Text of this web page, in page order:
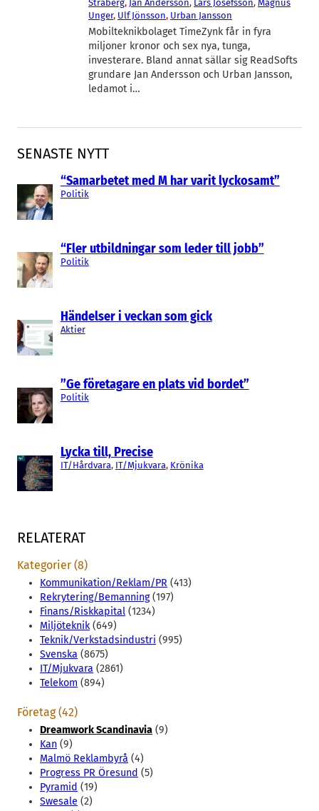
SENASTE NYTT
“Samarbetet med M har varit lyckosamt”
Politik
“Fler utbildningar som leder till jobb”
Politik
Händelser i veckan som gick
Aktier
”Ge företagare en plats vid bordet”
Politik
Lycka till, Precise
IT/Hårdvara, IT/Mjukvara, Krönika
Stråberg, Jan Andersson, Lars Josefsson, Magnus
Unger, Ulf Jönsson, Urban Jansson
Mobilteknikbolaget TimeZynk får in fyra
miljoner kronor och sex nya, tunga,
investerare. Bland annat sällar sig ReadSofts
grundare Jan Andersson och Urban Jansson,
ledamot i…
RELATERAT
Kategorier (8)
Kommunikation/Reklam/PR (413)
Rekrytering/Bemanning(197)
Finans/Riskkapital (1234)
Miljöteknik(649)
Teknik/Verkstadsindustri (995)
Svenska (8675)
IT/Mjukvara (2861)
Telekom (894)
Företag (42)
Dreamwork Scandinavia (9)
Kan (9)
Malmö Reklambyrå (4)
Progress PR Öresund (5)
Pyramid (19)
Swesale (2)